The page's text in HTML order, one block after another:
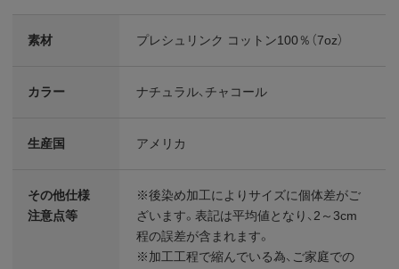
素材 プレシュリンク コットン100％（7oz）
カラー ナチュラル、チャコール
生産国 アメリカ
その他仕様
注意点等
※後染め加工によりサイズに個体差がご
ざいます。表記は平均値となり、2～3cm
程の誤差が含まれます。
※加工工程で縮んでいる為、ご家庭での